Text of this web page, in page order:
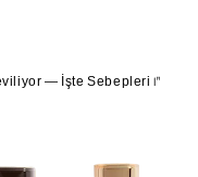
"1 Milyondan Fazla Müşteri Tarafından Seviliyor — İşte Sebepleri"